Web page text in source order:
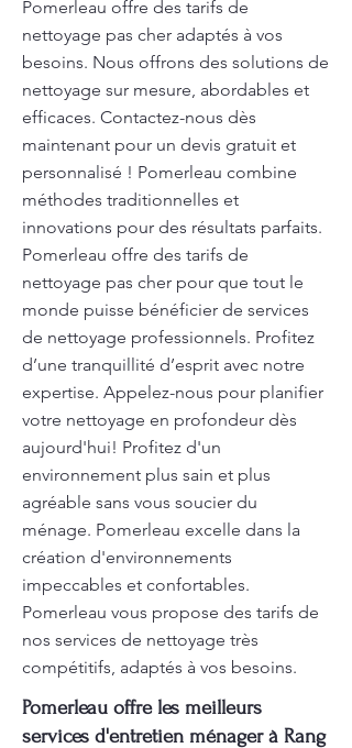
Pomerleau offre des tarifs de
nettoyage pas cher adaptés à vos
besoins. Nous offrons des solutions de
nettoyage sur mesure, abordables et
efficaces. Contactez-nous dès
maintenant pour un devis gratuit et
personnalisé ! Pomerleau combine
méthodes traditionnelles et
innovations pour des résultats parfaits.
Pomerleau offre des tarifs de
nettoyage pas cher pour que tout le
monde puisse bénéficier de services
de nettoyage professionnels. Profitez
d’une tranquillité d’esprit avec notre
expertise. Appelez-nous pour planifier
votre nettoyage en profondeur dès
aujourd'hui! Profitez d'un
environnement plus sain et plus
agréable sans vous soucier du
ménage. Pomerleau excelle dans la
création d'environnements
impeccables et confortables.
Pomerleau vous propose des tarifs de
nos services de nettoyage très
compétitifs, adaptés à vos besoins.
Pomerleau offre les meilleurs
services d'entretien ménager à Rang